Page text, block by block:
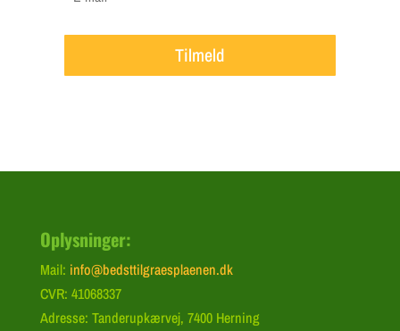
Tilmeld
Oplysninger:
Mail: info@bedsttilgraesplaenen.dk
CVR: 41068337
Adresse: Tanderupkærvej, 7400 Herning